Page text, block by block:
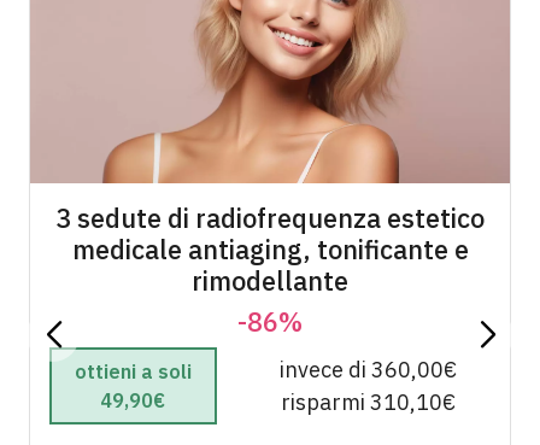
3 sedute di radiofrequenza estetico
medicale antiaging, tonificante e
rimodellante
-86%
ottieni a soli
49,90€
invece di 360,00€
risparmi 310,10€